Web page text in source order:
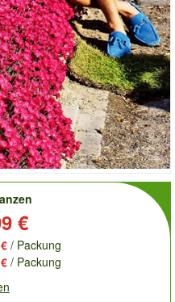
€
/ Packung
/ Packung